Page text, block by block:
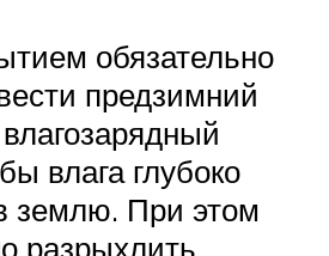
обязательно
предзимний
влага глубоко
землю. При этом
разрыхлить